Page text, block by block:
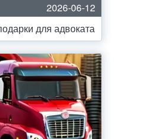
2026-06-12
для адвоката